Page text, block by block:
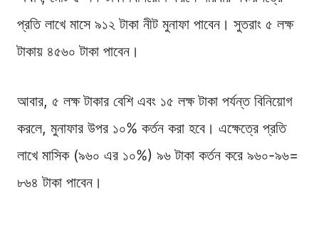
প্রতি লাখে মাসে ৯১২ টাকা নীট মুনাফা পাবেন। সুতরাং ৫ লক্ষ
টাকায় ৪৫৬০ টাকা পাবেন।
আবার, ৫ লক্ষ টাকার বেশি এবং ১৫ লক্ষ টাকা পর্যন্ত বিনিয়োগ
করলে, মুনাফার উপর ১০% কর্তন করা হবে। এক্ষেত্রে প্রতি
লাখে মাসিক (৯৬০ এর ১০%) ৯৬ টাকা কর্তন করে ৯৬০-৯৬=
৮৬৪ টাকা পাবেন।